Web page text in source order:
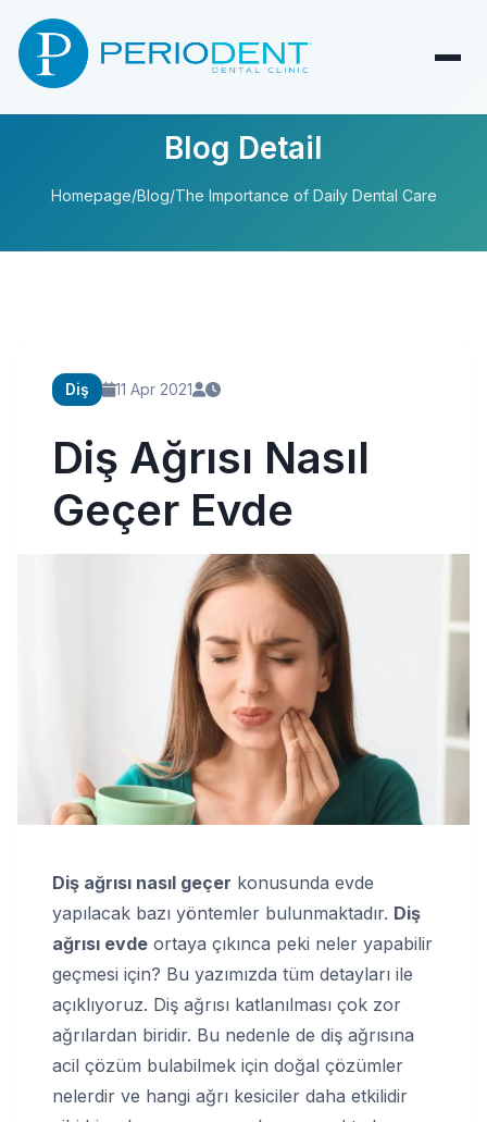
Blog Detail
Homepage/Blog/The Importance of Daily Dental Care
Diş 11 Apr 2021
Diş Ağrısı Nasıl
Geçer Evde
Diş ağrısı nasıl geçer konusunda evde
yapılacak bazı yöntemler bulunmaktadır. Diş
ağrısı evde ortaya çıkınca peki neler yapabilir
geçmesi için? Bu yazımızda tüm detayları ile
açıklıyoruz. Diş ağrısı katlanılması çok zor
ağrılardan biridir. Bu nedenle de diş ağrısına
acil çözüm bulabilmek için doğal çözümler
nelerdir ve hangi ağrı kesiciler daha etkilidir